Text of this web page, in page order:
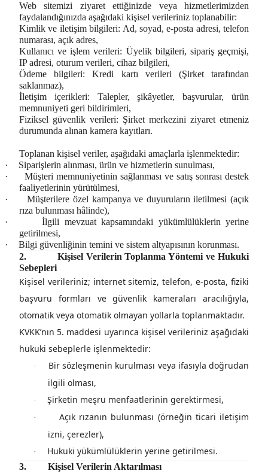
Web sitemizi ziyaret ettiğinizde veya hizmetlerimizden
faydalandığınızda aşağıdaki kişisel verileriniz toplanabilir:
Kimlik ve iletişim bilgileri: Ad, soyad, e-posta adresi, telefon
numarası, açık adres,
Kullanıcı ve işlem verileri: Üyelik bilgileri, sipariş geçmişi,
IP adresi, oturum verileri, cihaz bilgileri,
Ödeme bilgileri: Kredi kartı verileri (Şirket tarafından
saklanmaz),
İletişim içerikleri: Talepler, şikâyetler, başvurular,
ürün
memnuniyeti geri bildirimleri,
Fiziksel güvenlik verileri: Şirket merkezini ziyaret etmeniz
durumunda alınan kamera kayıtları.
Toplanan kişisel veriler, aşağıdaki amaçlarla işlenmektedir:
·
Siparişlerin alınması, ürün ve hizmetlerin sunulması,
·
Müşteri memnuniyetinin sağlanması ve satış sonrası destek
faaliyetlerinin yürütülmesi,
·
Müşterilere özel kampanya ve duyuruların iletilmesi (açık
rıza bulunması hâlinde),
·
İlgili mevzuat kapsamındaki yükümlülüklerin yerine
getirilmesi,
·
Bilgi güvenliğinin temini ve sistem altyapısının korunması.
2.
Kişisel Verilerin Toplanma Yöntemi ve Hukuki
Sebepleri
Kişisel verileriniz; internet sitemiz, telefon, e-posta, fiziki
başvuru formları ve güvenlik kameraları aracılığıyla,
otomatik veya otomatik olmayan yollarla toplanmaktadır.
KVKK’nın 5. maddesi uyarınca kişisel verileriniz aşağıdaki
hukuki sebeplerle işlenmektedir:
·
Bir sözleşmenin kurulması veya ifasıyla doğrudan
ilgili olması,
· Şirketin meşru menfaatlerinin gerektirmesi,
·
Açık rızanın bulunması (örneğin ticari iletişim
izni, çerezler),
· Hukuki yükümlülüklerin yerine getirilmesi.
3. Kişisel Verilerin Aktarılması